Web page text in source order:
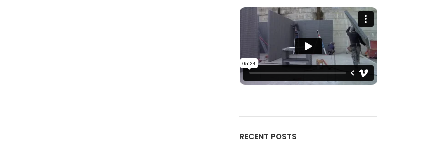
RECENT POSTS